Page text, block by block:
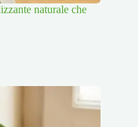
naturale che